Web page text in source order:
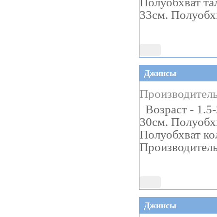
33см.
Джинсы
Возраст -
30см.
Полуобхват
Джинсы